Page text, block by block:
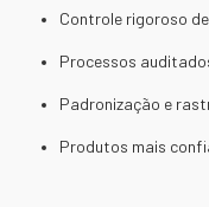
Controle rigoroso
Processos
Padronização e
Produtos mais